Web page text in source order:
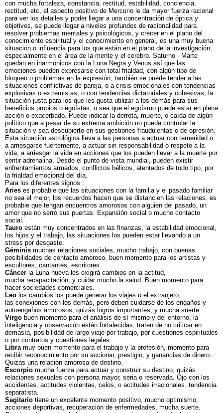
con mucha fortaleza, constancia, rectitud, estabilidad, conciencia,
rectitud, etc, el aspecto positivo de Mercurio le da mayor fuerza racional
para ver los detalles y poder llegar a una concentración de óptica y
objetivos, se puede llegar a niveles profundos de racionalidad para
resolver problemas mentales y psicológicos, y crecer en el plano del
conocimiento espiritual y el conocimiento en general, es una muy buena
situación o influencia para los que están en el plano de la investigación,
especialmente en el área de la mente y el cerebro. Saturno - Marte
quedan en inarmónicos con la Luna Negra y Venus así que las
emociones pueden expresarse con total frialdad, con algún tipo de
bloqueo o problemas en la expresión, también se puede tender a las
situaciones conflictivas de pareja, o a crisis emocionales con tendencias
explosivas o extremistas, o con tendencias dictatoriales y cohesivas, la
situación justa para los que les gusta utilizar a los demás para sus
beneficios propios o egoístas, o sea que el egoísmo puede estar en plena
acción o exacerbado. Puede indicar la derrota, muerte, o caída de algún
político que a pesar de su extrema ambición no pueda controlar la
situación y sea descubierto en sus gestiones fraudulentas o de opresión.
Ésta situación astrológica lleva a las personas a actuar con temeridad o
a arriesgarse fuertemente, a actuar sin responsabilidad o respeto a la
vida, a arriesgar la vida en acciones que los pueden llevar a la muerte por
sentir adrenalina. Desde el punto de vista mundial, pueden existir
enfrentamientos armados, conflictos bélicos, atentados de todo tipo, por
la frialdad emocional del día.
Para los diferentes signos :
Aries es probable que las situaciones con la familia y el pasado familiar
no sea el mejor, los recuerdos hacen que se distancien las relaciones. es
probable que tengan encuentros amorosos con alguien del pasado, un
amor que no serró sus puertas. Expansión social o mucho contacto
social.
Tauro están muy concentrados en las finanzas, la estabilidad emocional,
los hijos y el trabajo, las situaciones los pueden estar llevando a un
stress por desgaste.
Géminis muchas relaciones sociales, mucho trabajo, con buenas
posibilidades de contacto amoroso, buen momento para los artistas y
escultores, cantantes, escritores.
Cáncer la Luna nueva les exigirá cambios en la actitud,
mucha recapacitación, y cuidar mucho la salud. Buen momento para
hacer sociedades comerciales.
Leo los cambios los puede generar los viajes o el extranjero,
las conexiones con los demás, pero deben cuidarse de los engaños y
autoengaños amorosos, quizás logros importantes, y mucha suerte.
Virgo buen momento para el análisis de sí mismo y del entorno, la
inteligencia y observación están fortalecidas, traten de no criticar en
demasía, posibilidad de largo viaje por trabajo, por cuestiones espirituales
o por contratos y cuestiones legales.
Libramuy buen momento para el trabajo y la profesión, momento para
recibir reconocimiento por su accionar, prestigio, y ganancias de dinero.
Quizás una relación amorosa de destino.
Escorpio mucha fuerza para actuar y construir su destino, quizás
relaciones sexuales con persona mayor, seria o reservada. Ojo con los
accidentes, actitudes violentas, celos, o actitudes irracionales. tendencia
separatista.
Sagitario tiene un excelente momento positivo, mucho optimismo,
acciones deportivas, recuperación de enfermedades, mucha suerte.